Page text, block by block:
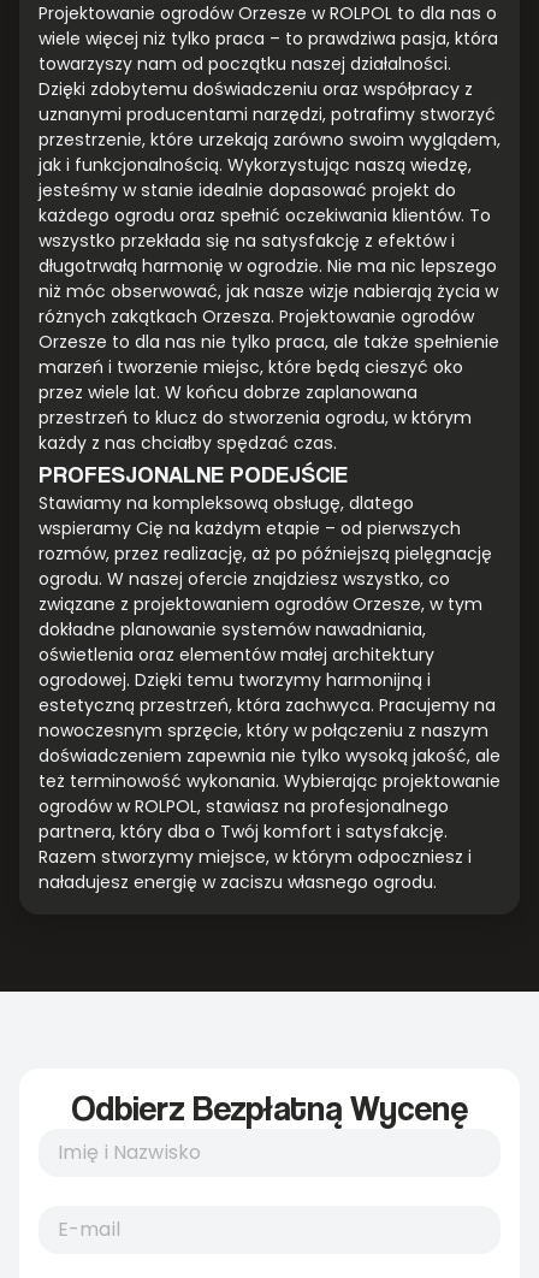
Projektowanie ogrodów Orzesze w ROLPOL to dla nas o
wiele więcej niż tylko praca – to prawdziwa pasja, która
towarzyszy nam od początku naszej działalności.
Dzięki zdobytemu doświadczeniu oraz współpracy z
uznanymi producentami narzędzi, potrafimy stworzyć
przestrzenie, które urzekają zarówno swoim wyglądem,
jak i funkcjonalnością. Wykorzystując naszą wiedzę,
jesteśmy w stanie idealnie dopasować projekt do
każdego ogrodu oraz spełnić oczekiwania klientów. To
wszystko przekłada się na satysfakcję z efektów i
długotrwałą harmonię w ogrodzie. Nie ma nic lepszego
niż móc obserwować, jak nasze wizje nabierają życia w
różnych zakątkach Orzesza. Projektowanie ogrodów
Orzesze to dla nas nie tylko praca, ale także spełnienie
marzeń i tworzenie miejsc, które będą cieszyć oko
przez wiele lat. W końcu dobrze zaplanowana
przestrzeń to klucz do stworzenia ogrodu, w którym
każdy z nas chciałby spędzać czas.
PROFESJONALNE PODEJŚCIE
Stawiamy na kompleksową obsługę, dlatego
wspieramy Cię na każdym etapie – od pierwszych
rozmów, przez realizację, aż po późniejszą pielęgnację
ogrodu. W naszej ofercie znajdziesz wszystko, co
związane z projektowaniem ogrodów Orzesze, w tym
dokładne planowanie systemów nawadniania,
oświetlenia oraz elementów małej architektury
ogrodowej. Dzięki temu tworzymy harmonijną i
estetyczną przestrzeń, która zachwyca. Pracujemy na
nowoczesnym sprzęcie, który w połączeniu z naszym
doświadczeniem zapewnia nie tylko wysoką jakość, ale
też terminowość wykonania. Wybierając projektowanie
ogrodów w ROLPOL, stawiasz na profesjonalnego
partnera, który dba o Twój komfort i satysfakcję.
Razem stworzymy miejsce, w którym odpoczniesz i
naładujesz energię w zaciszu własnego ogrodu.
Odbierz Bezpłatną Wycenę